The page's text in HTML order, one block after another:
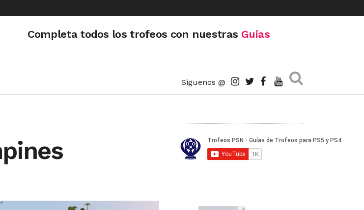
Completa todos los trofeos con nuestras Guías
Siguenos @